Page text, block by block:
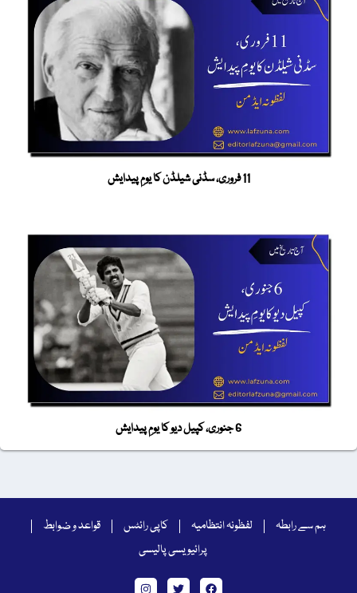
11 فروری، سڈنی شیلڈن کا یومِ پیدایش
6 جنوری، کپیل دیو کا یومِ پیدایش
ہم سے رابطہ لفظونہ انتظامیہ کاپی رائٹس
قواعد و ضوابط
پرائیویسی پالیسی